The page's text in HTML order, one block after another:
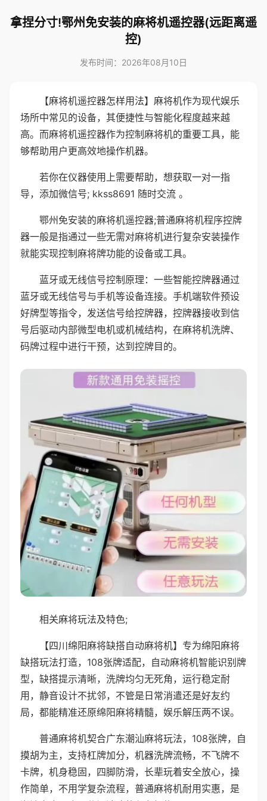
拿捏分寸!鄂州免安装的麻将机遥控器(远距离遥
控)
发布时间：2026年08月10日
【麻将机遥控器怎样用法】麻将机作为现代娱乐
场所中常见的设备，其便捷性与智能化程度越来越
高。而麻将机遥控器作为控制麻将机的重要工具，能
够帮助用户更高效地操作机器。
若你在仪器使用上需要帮助，想获取一对一指
导，添加微信号; kkss8691 随时交流 。
鄂州免安装的麻将机遥控器;普通麻将机程序控牌
器一般是指通过一些无需对麻将机进行复杂安装操作
就能实现控制麻将牌功能的设备或工具。
蓝牙或无线信号控制原理：一些智能控牌器通过
蓝牙或无线信号与手机等设备连接。手机端软件预设
好牌型等指令，发送信号给控牌器，控牌器接收到信
号后驱动内部微型电机或机械结构，在麻将机洗牌、
码牌过程中进行干预，达到控牌目的。
相关麻将玩法及特色;
【四川绵阳麻将缺搭自动麻将机】专为绵阳麻将
缺搭玩法打造，108张牌适配，自动麻将机智能识别牌
型，缺搭提示清晰，洗牌均匀无死角，运行稳定耐
用，静音设计不扰邻，不管是日常消遣还是好友约
局，都能精准还原绵阳麻将精髓，娱乐解压两不误。
普通麻将机契合广东潮汕麻将玩法，108张牌，自
摸胡为主，支持杠牌加分，机器洗牌流畅，不飞牌不
卡牌，机身稳固，四脚防滑，长辈玩着安全放心，操
作简单，不用学复杂流程，普通麻将机耐用实惠，是